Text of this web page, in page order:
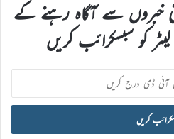
خبروں سے آگاہ رہنے کے
کو سبسکرائب کریں